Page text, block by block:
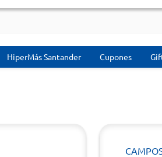
HiperMás Santander Cupones